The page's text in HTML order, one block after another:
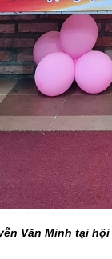
Văn Minh tại